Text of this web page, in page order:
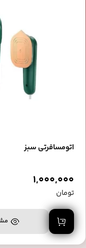
اتومسافرتی سبز
1,000,000
تومان
افزودن به سبد